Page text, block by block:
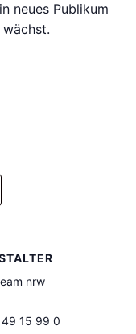
neues Publikum
nrw
49 15 99 0